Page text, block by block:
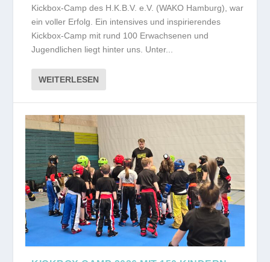
Kickbox-Camp des H.K.B.V. e.V. (WAKO Hamburg), war
ein voller Erfolg. Ein intensives und inspirierendes
Kickbox-Camp mit rund 100 Erwachsenen und
Jugendlichen liegt hinter uns. Unter...
WEITERLESEN